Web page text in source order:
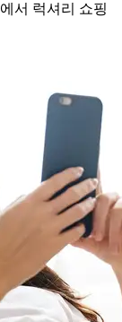
서 럭셔리 쇼핑